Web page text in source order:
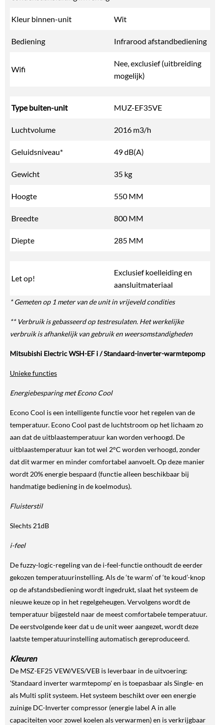
Kleur binnen-unit Wit
Bediening Infrarood afstandbediening
Wifi
Nee, exclusief (uitbreiding
mogelijk)
Type buiten-unit MUZ-EF35VE
Luchtvolume 2016 m3/h
Geluidsniveau* 49 dB(A)
Gewicht 35 kg
Hoogte 550 MM
Breedte 800 MM
Diepte 285 MM
Let op!
Exclusief koelleiding en
aansluitmateriaal
* Gemeten op 1 meter van de unit in vrijeveld condities
** Verbruik is gebasseerd op testresulaten. Het werkelijke
verbruik is afhankelijk van gebruik en weersomstandigheden
Mitsubishi Electric WSH-EF i / Standaard-inverter-warmtepomp
Unieke functies
Energiebesparing met Econo Cool
Econo Cool is een intelligente functie voor het regelen van de
temperatuur. Econo Cool past de luchtstroom op het lichaam zo
aan dat de uitblaastemperatuur kan worden verhoogd. De
uitblaastemperatuur kan tot wel 2°C worden verhoogd, zonder
dat dit warmer en minder comfortabel aanvoelt. Op deze manier
wordt 20% energie bespaard (functie alleen beschikbaar bij
handmatige bediening in de koelmodus).
Fluisterstil
Slechts 21dB
i-feel
De fuzzy-logic-regeling van de i-feel-functie onthoudt de eerder
gekozen temperatuurinstelling. Als de ‘te warm’ of ‘te koud’-knop
op de afstandsbediening wordt ingedrukt, slaat het systeem de
nieuwe keuze op in het regelgeheugen. Vervolgens wordt de
temperatuur bijgesteld naar de meest comfortabele temperatuur.
De eerstvolgende keer dat u de unit weer aangezet, wordt deze
laatste temperatuurinstelling automatisch gereproduceerd.
Kleuren
De MSZ-EF25 VEW/VES/VEB is leverbaar in de uitvoering:
'Standaard inverter warmtepomp' en is toepasbaar als Single- en
als Multi split systeem. Het systeem beschikt over een energie
zuinige DC-Inverter compressor (energie label A in alle
capaciteiten voor zowel koelen als verwarmen) en is verkrijgbaar